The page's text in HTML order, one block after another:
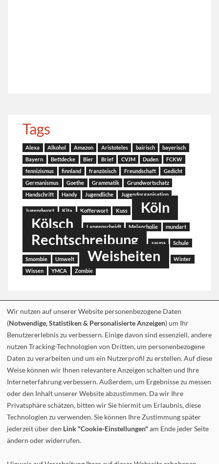
Tags
Alexa Alkohol Amazon Aristoteles bairisch
bayerisch
Bayern
Bettdecke Bier Brief CVJM Duden
FCKW
fennizismus
finnland französisch Freundschaft
Gedicht
Germanismus
Goethe Grammatik
Grundwortschatz
Handschrift
Handy Jugendliche Jugendorganisation
Jugendwort Kita Kofferwort Kuss
Köln
Kölsch
Langenscheidt Melancholie mundart
Rechtschreibung sauna Schule
Smombie Umwelt Weisheiten
Winter
Wissen
YMCA Zombie
Wir nutzen auf unserer Website personenbezogene Daten
(Notwendige, Statistiken & Personalisierte Anzeigen) um Ihr
Benutzererlebnis zu verbessern. Einige davon sind essenziell, andere
nutzen Tracking-Technologien von Dritten, um personenbezogene
Daten zu verarbeiten und um ein Nutzerprofil zu erstellen. Auf diese
Weise können wir Ihnen relevantere Anzeigen schalten und Ihre
Interneterfahrung verbessern. Außerdem, um Ergebnisse zu messen
oder den Inhalt unserer Website abzustimmen. Da wir Ihre
Privatsphäre schätzen, bitten wir Sie hiermit um Erlaubnis, diese
Technologien zu verwenden. Sie können Ihre Zustimmung später
jederzeit über den Link "Cookie-Einstellungen" am Ende jeder Seite
ändern oder widerrufen.